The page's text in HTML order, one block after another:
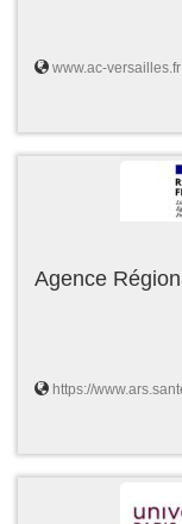
www.ac-versailles.fr
Agence
https://